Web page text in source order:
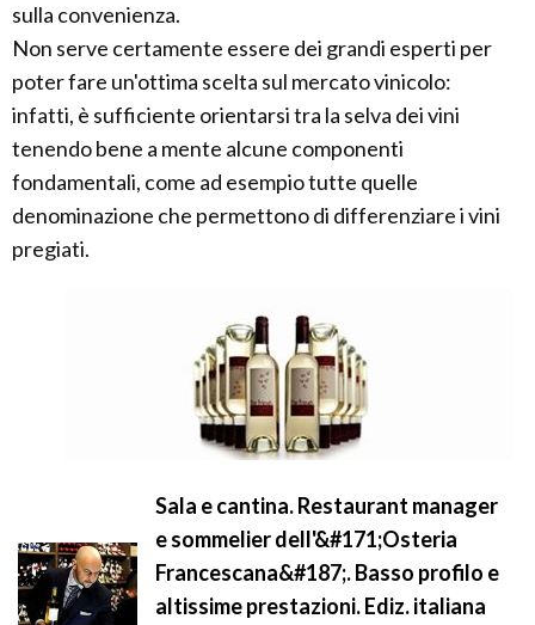
sulla convenienza.
Non serve certamente essere dei grandi esperti per
poter fare un'ottima scelta sul mercato vinicolo:
infatti, è sufficiente orientarsi tra la selva dei vini
tenendo bene a mente alcune componenti
fondamentali, come ad esempio tutte quelle
denominazione che permettono di differenziare i vini
pregiati.
Sala e cantina. Restaurant manager
e sommelier dell'&#171;Osteria
Francescana&#187;. Basso profilo e
altissime prestazioni. Ediz. italiana